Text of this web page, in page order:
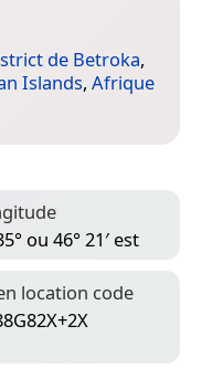
de Betroka,
Islands, Afrique
ou 46° 21′ est
location code